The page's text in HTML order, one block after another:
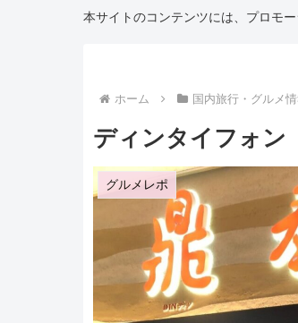
本サイトのコンテンツには、プロモ
ホーム 国内旅行・グルメ
ディンタイフォン
グルメレポ